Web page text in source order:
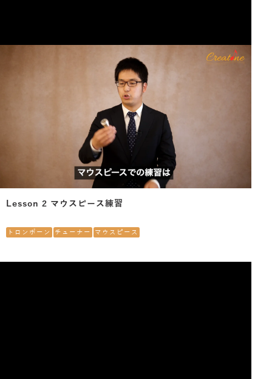
Lesson 2 マウスピース練習
トロンボーン チューナー マウスピース